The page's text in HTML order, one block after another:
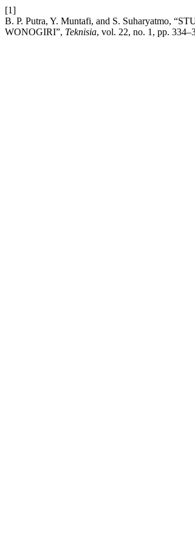
[1]
B. P. Putra, Y. Muntafi, and S. Suharyatmo,
WONOGIRI”, Teknisia, vol. 22, no. 1, pp.